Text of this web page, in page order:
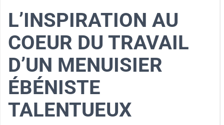
L’INSPIRATION AU
COEUR DU TRAVAIL
D’UN MENUISIER
ÉBÉNISTE
TALENTUEUX